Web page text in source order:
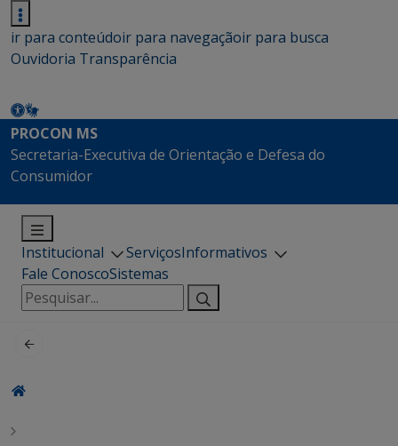
ir para conteúdoir para navegaçãoir para busca
Ouvidoria Transparência
PROCON MS
Secretaria-Executiva de Orientação e Defesa do
Consumidor
Institucional ServiçosInformativos
Fale ConoscoSistemas
Pesquisar
por: